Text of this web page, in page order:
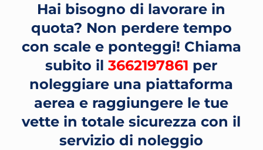
Hai bisogno di lavorare in
quota? Non perdere tempo
con scale e ponteggi! Chiama
subito il3662197861 per
noleggiare una piattaforma
aerea e raggiungere le tue
vette in totale sicurezza con il
servizio di noleggio